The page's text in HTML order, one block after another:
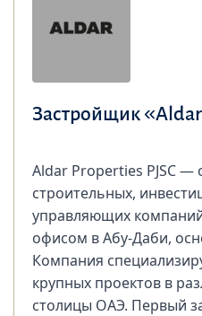
Застройщик
Aldar Properties PJSC —
строительных,
управляющих
офисом в Абу-Даби,
Компания
крупных проектов в
столицы ОАЭ. Первый